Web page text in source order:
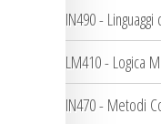
IN490 -
LM410 - Logica
IN470 - Metodi